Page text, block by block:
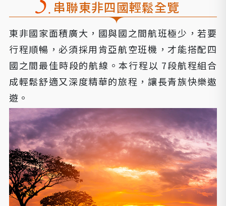
串聯東非四國輕鬆全覽
東非國家面積廣大，國與國之間航班極少，若要
行程順暢，必須採用肯亞航空班機，才能搭配四
國之間最佳時段的航線。本行程以 7段航程組合
成輕鬆舒適又深度精華的旅程，讓長青族快樂遨
遊。